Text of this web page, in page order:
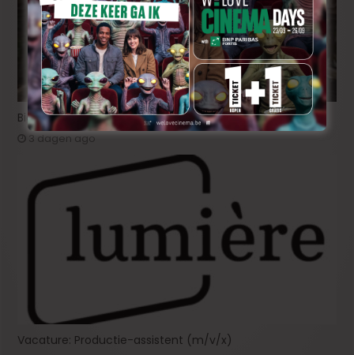
Bioscoopjournaal: ‘Frontera’
3 dagen ago
Vacature: Productie-assistent (m/v/x)